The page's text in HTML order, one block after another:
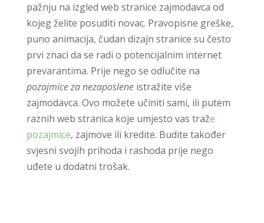
pažnju na izgled web stranice zajmodavca od
kojeg želite posuditi novac. Pravopisne greške,
puno animacija, čudan dizajn stranice su često
prvi znaci da se radi o potencijalnim internet
prevarantima. Prije nego se odlučite na
pozajmice za nezaposleneistražite više
zajmodavca. Ovo možete učiniti sami, ili putem
raznih web stranica koje umjesto vas traže
pozajmice, zajmove ili kredite. Budite također
svjesni svojih prihoda i rashoda prije nego
uđete u dodatni trošak.